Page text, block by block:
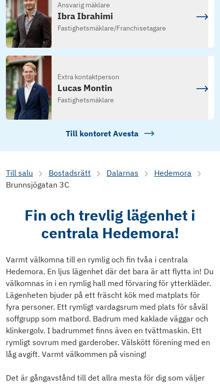
Ansvarig mäklare
Ibra Ibrahimi
Fastighetsmäklare/Franchisetagare
Extra kontaktperson
Lucas Montin
Fastighetsmäklare
Till kontoret Avesta
Till salu Bostadsrätt Dalarnas
Hedemora
Brunnsjögatan 3C
Fin och trevlig lägenhet i
centrala Hedemora!
Varmt välkomna till en rymlig och fin tvåa i centrala
Hedemora. En ljus lägenhet där det bara är att flytta in! Du
välkomnas in i en rymlig hall med förvaring för ytterkläder.
Lägenheten bjuder på ett fräscht kök med matplats för
fyra personer. Ett rymligt vardagsrum med plats för såväl
soffgrupp som matbord. Badrum med kaklade väggar och
klinkergolv. I badrummet finns även en tvättmaskin. Ett
rymligt sovrum med garderober. Välskött förening med en
låg avgift. Varmt välkommen på visning!
Det är gångavstånd till det allra mesta för dig som väljer